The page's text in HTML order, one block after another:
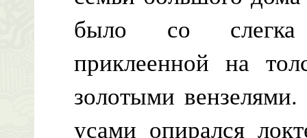
было со слегка
приклеенной на
золотыми
усами опирался